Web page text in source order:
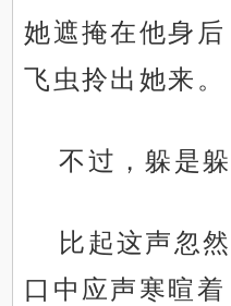
她遮掩在他身
飞虫拎出她来。
不过，躲是躲
比起这声忽
口中应声寒暄